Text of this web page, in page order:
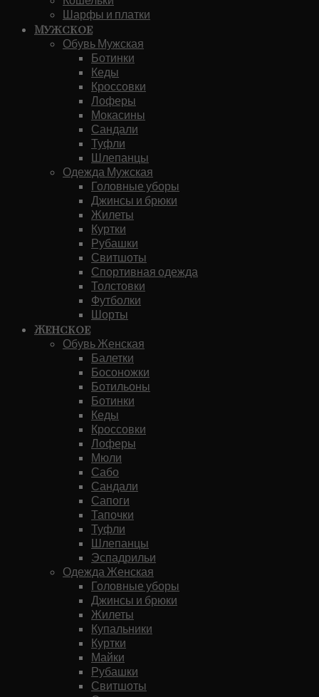
Шарфы и платки
Мужское
Обувь Мужская
Ботинки
Кеды
Кроссовки
Лоферы
Мокасины
Сандали
Туфли
Шлепанцы
Одежда Мужская
Головные уборы
Джинсы и брюки
Жилеты
Куртки
Рубашки
Свитшоты
Спортивная одежда
Толстовки
Футболки
Шорты
Женское
Обувь Женская
Балетки
Босоножки
Ботильоны
Ботинки
Кеды
Кроссовки
Лоферы
Мюли
Сабо
Сандали
Сапоги
Тапочки
Туфли
Шлепанцы
Эспадрильи
Одежда Женская
Головные уборы
Джинсы и брюки
Жилеты
Купальники
Куртки
Майки
Рубашки
Свитшоты